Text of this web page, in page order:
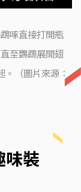
啄直接打開瓶
至鸚鵡展開翅
。（圖片來源：
味裝